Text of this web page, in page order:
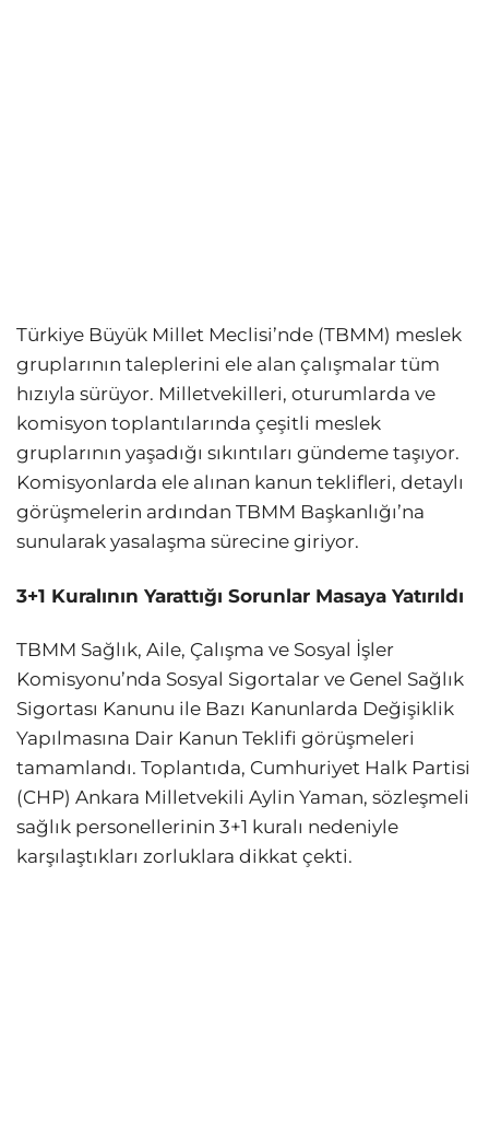
Türkiye Büyük Millet Meclisi’nde (TBMM) meslek
gruplarının taleplerini ele alan çalışmalar tüm
hızıyla sürüyor. Milletvekilleri, oturumlarda ve
komisyon toplantılarında çeşitli meslek
gruplarının yaşadığı sıkıntıları gündeme taşıyor.
Komisyonlarda ele alınan kanun teklifleri, detaylı
görüşmelerin ardından TBMM Başkanlığı’na
sunularak yasalaşma sürecine giriyor.
3+1 Kuralının Yarattığı Sorunlar Masaya Yatırıldı
TBMM Sağlık, Aile, Çalışma ve Sosyal İşler
Komisyonu’nda Sosyal Sigortalar ve Genel Sağlık
Sigortası Kanunu ile Bazı Kanunlarda Değişiklik
Yapılmasına Dair Kanun Teklifi görüşmeleri
tamamlandı. Toplantıda, Cumhuriyet Halk Partisi
(CHP) Ankara Milletvekili Aylin Yaman, sözleşmeli
sağlık personellerinin 3+1 kuralı nedeniyle
karşılaştıkları zorluklara dikkat çekti.